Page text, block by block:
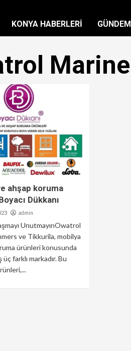
KONYA HABERLERİ GÜNDEM
Marine
ahşap koruma
Dükkanı
admin
UnutmayınOwatrol
ve Tikkurila, mobilya
ürünleri konusunda
üç farklı markadır. Bu